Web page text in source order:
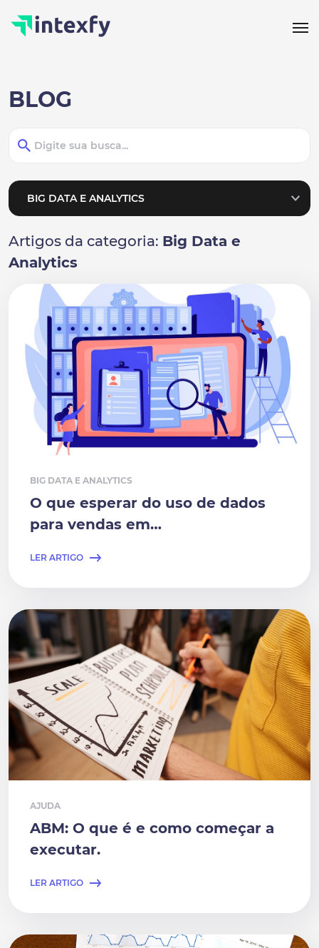
BLOG
Artigos da categoria: Big Data e
Analytics
BIG DATA E ANALYTICS
O que esperar do uso de dados
para vendas em…
LER ARTIGO
AJUDA
ABM: O que é e como começar a
executar.
LER ARTIGO